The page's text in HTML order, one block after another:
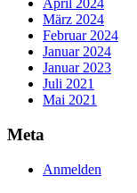
April 2024
März 2024
Februar 2024
Januar 2024
Januar 2023
Juli 2021
Mai 2021
Meta
Anmelden